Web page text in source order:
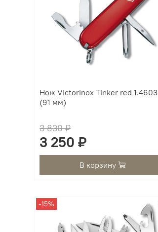
Нож Victorinox Tinker red 1.4603
(91 мм)
3 830 ₽
3 250 ₽
В корзину
-15%